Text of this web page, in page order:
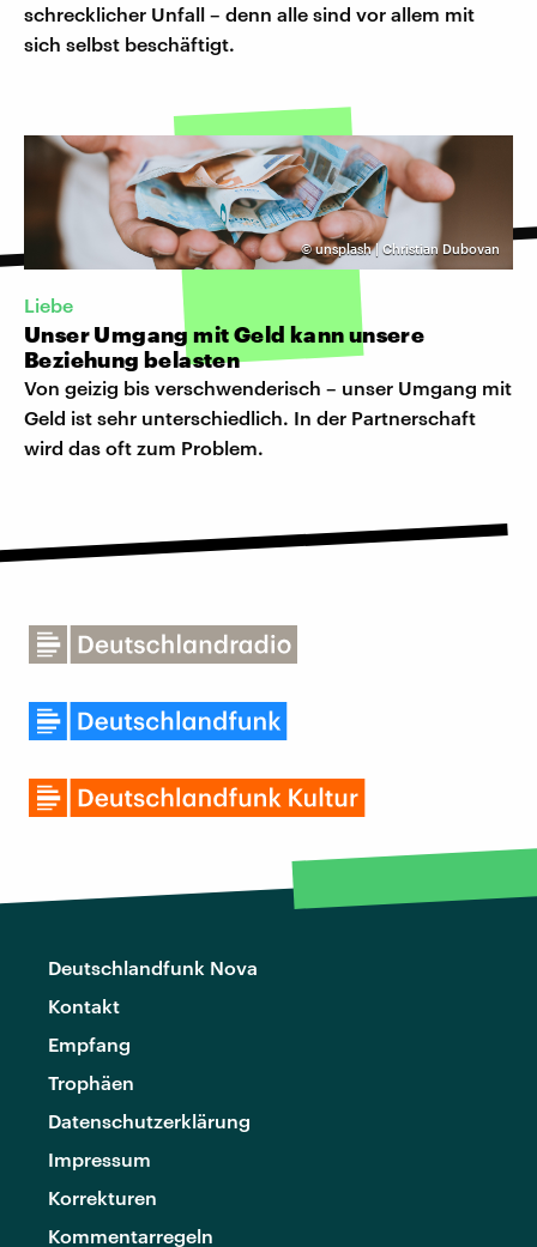
schrecklicher Unfall – denn alle sind vor allem mit
sich selbst beschäftigt.
©unsplash | Christian Dubovan
Liebe
Unser Umgang mit Geld kann unsere
Beziehung belasten
Von geizig bis verschwenderisch – unser Umgang mit
Geld ist sehr unterschiedlich. In der Partnerschaft
wird das oft zum Problem.
Deutschlandfunk Nova
Kontakt
Empfang
Trophäen
Datenschutzerklärung
Impressum
Korrekturen
Kommentarregeln